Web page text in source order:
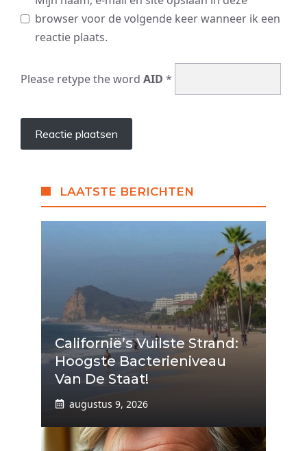
browser voor de volgende keer wanneer ik een
reactie plaats.
Please retype the word AID *
LAATSTE BERICHTEN
Californië’s Vuilste Strand:
Hoogste Bacterieniveau
Van De Staat!
augustus 9, 2026